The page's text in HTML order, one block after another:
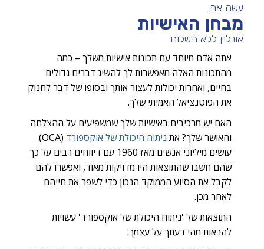
עשה את
מבחן האישיות
אונליין ללא תשלום
אתה אדם מיוחד עם תכונות אישיות משלך – כמה
מהתכונות האלה מאפשרות לך להשיג דברים גדולים
בחיים, ואחרות יכולות לעצור אותך ובסופו של דבר לחנוק
את הפוטנציאל האמיתי שלך.
האם יש מרכיבים באישיות שלך שמשפיעים על ההצלחה
והאושר שלך? את ניתוח היכולת של אוקספורד
(OCA)
עושים מיליוני אנשים מאז 1960 עם דיווחים רבים על כך
שהם חשבו שהתוצאות היו מדויקות מאוד, ואפשרו להם
לקבל את הסיוע הממוקד הנכון כדי לשפר את חייהם
לאחר מכן.
התוצאות של 'ניתוח היכולת של אוקספורד' עשויות
להראות מהי דעתך על עצמך.